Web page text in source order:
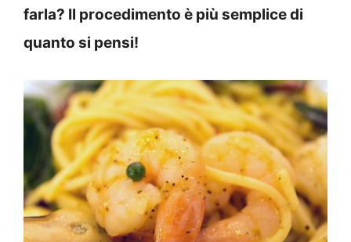
farla? Il procedimento è più semplice di
quanto si pensi!